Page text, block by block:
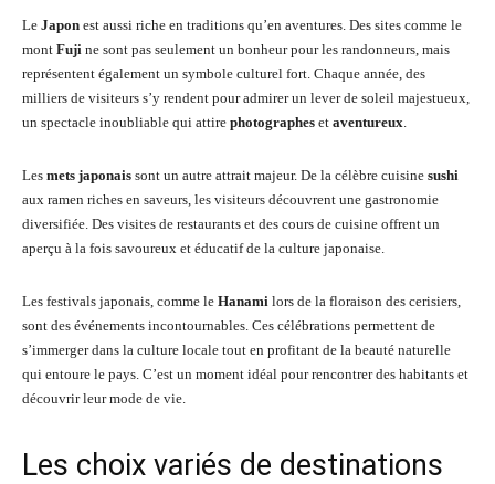
Le Japon est aussi riche en traditions qu’en aventures. Des sites comme le
mont Fuji ne sont pas seulement un bonheur pour les randonneurs, mais
représentent également un symbole culturel fort. Chaque année, des
milliers de visiteurs s’y rendent pour admirer un lever de soleil majestueux,
un spectacle inoubliable qui attire photographes et aventureux.
Les mets japonais sont un autre attrait majeur. De la célèbre cuisine sushi
aux ramen riches en saveurs, les visiteurs découvrent une gastronomie
diversifiée. Des visites de restaurants et des cours de cuisine offrent un
aperçu à la fois savoureux et éducatif de la culture japonaise.
Les festivals japonais, comme le Hanami lors de la floraison des cerisiers,
sont des événements incontournables. Ces célébrations permettent de
s’immerger dans la culture locale tout en profitant de la beauté naturelle
qui entoure le pays. C’est un moment idéal pour rencontrer des habitants et
découvrir leur mode de vie.
Les choix variés de destinations